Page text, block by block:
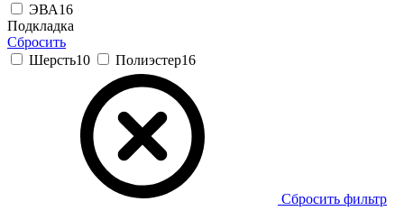
ЭВА16
Подкладка
Сбросить
Шерсть10 Полиэстер16
Сбросить фильтр